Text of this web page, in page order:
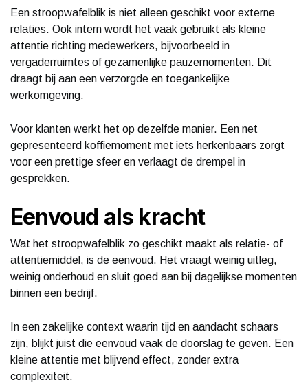
Een stroopwafelblik is niet alleen geschikt voor externe
relaties. Ook intern wordt het vaak gebruikt als kleine
attentie richting medewerkers, bijvoorbeeld in
vergaderruimtes of gezamenlijke pauzemomenten. Dit
draagt bij aan een verzorgde en toegankelijke
werkomgeving.
Voor klanten werkt het op dezelfde manier. Een net
gepresenteerd koffiemoment met iets herkenbaars zorgt
voor een prettige sfeer en verlaagt de drempel in
gesprekken.
Eenvoud als kracht
Wat het stroopwafelblik zo geschikt maakt als relatie- of
attentiemiddel, is de eenvoud. Het vraagt weinig uitleg,
weinig onderhoud en sluit goed aan bij dagelijkse momenten
binnen een bedrijf.
In een zakelijke context waarin tijd en aandacht schaars
zijn, blijkt juist die eenvoud vaak de doorslag te geven. Een
kleine attentie met blijvend effect, zonder extra
complexiteit.